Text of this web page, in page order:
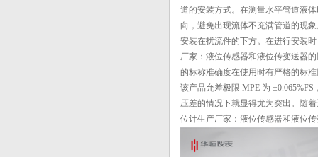
道的安装方式。在测量水平管道液
向，避免出现流体不充满管道的现
安装在扰流件的下方。在进行安装
厂家：液位传感器和液位传变送器
的标称准确度在使用时有严格的标
该产品允差极限 MPE 为
压差的情况下就显得尤为突出。随
位计生产厂家：液位传感器和液位